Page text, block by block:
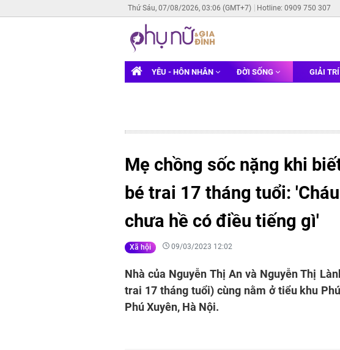
Thứ Sáu, 07/08/2026, 03:06 (GMT+7) Hotline: 0909 750 307
YÊU - HÔN NHÂN ĐỜI SỐNG GIẢI TRÍ
Mẹ chồng sốc nặng khi
bé trai 17 tháng tuổi:
chưa hề có điều tiếng gì'
Xã hội 09/03/2023 12:02
Nhà của Nguyễn Thị An và Nguyễn Thị
trai 17 tháng tuổi) cùng nằm ở tiểu khu
Phú Xuyên, Hà Nội.